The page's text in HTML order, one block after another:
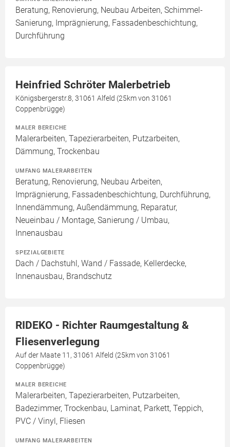
Beratung, Renovierung, Neubau Arbeiten, Schimmel-
Sanierung, Imprägnierung, Fassadenbeschichtung,
Durchführung
Heinfried Schröter Malerbetrieb
Königsbergerstr.8, 31061 Alfeld (25km von 31061
Coppenbrügge)
MALER BEREICHE
Malerarbeiten, Tapezierarbeiten, Putzarbeiten,
Dämmung, Trockenbau
UMFANG MALERARBEITEN
Beratung, Renovierung, Neubau Arbeiten,
Imprägnierung, Fassadenbeschichtung, Durchführung,
Innendämmung, Außendämmung, Reparatur,
Neueinbau / Montage, Sanierung / Umbau,
Innenausbau
SPEZIALGEBIETE
Dach / Dachstuhl, Wand / Fassade, Kellerdecke,
Innenausbau, Brandschutz
RIDEKO - Richter Raumgestaltung &
Fliesenverlegung
Auf der Maate 11, 31061 Alfeld (25km von 31061
Coppenbrügge)
MALER BEREICHE
Malerarbeiten, Tapezierarbeiten, Putzarbeiten,
Badezimmer, Trockenbau, Laminat, Parkett, Teppich,
PVC / Vinyl, Fliesen
UMFANG MALERARBEITEN